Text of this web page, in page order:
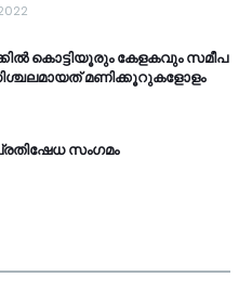
കൊട്ടിയൂരും കേളകവും സമീപ
മണിക്കൂറുകളോളം
സംഗമം